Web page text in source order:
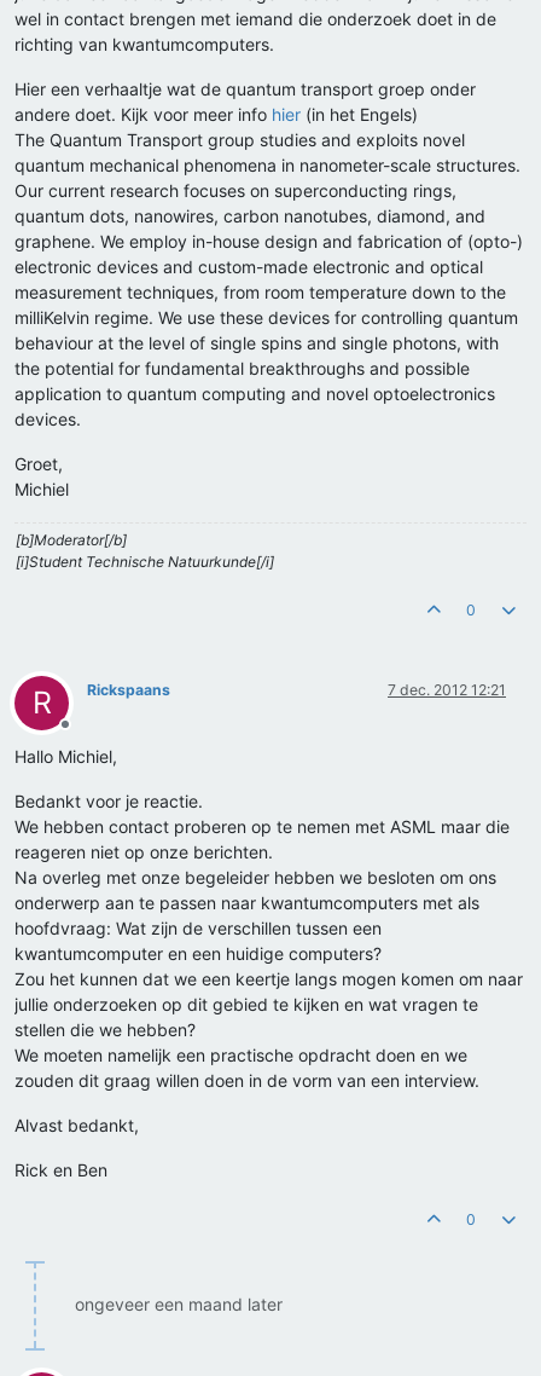
wel in contact brengen met iemand die onderzoek doet in de
richting van kwantumcomputers.
Hier een verhaaltje wat de quantum transport groep onder
andere doet. Kijk voor meer info hier (in het Engels)
The Quantum Transport group studies and exploits novel
quantum mechanical phenomena in nanometer-scale structures.
Our current research focuses on superconducting rings,
quantum dots, nanowires, carbon nanotubes, diamond, and
graphene. We employ in-house design and fabrication of (opto-)
electronic devices and custom-made electronic and optical
measurement techniques, from room temperature down to the
milliKelvin regime. We use these devices for controlling quantum
behaviour at the level of single spins and single photons, with
the potential for fundamental breakthroughs and possible
application to quantum computing and novel optoelectronics
devices.
Groet,
Michiel
[b]Moderator[/b]
[i]Student Technische Natuurkunde[/i]
0
R
Offline
Rickspaans 7 dec. 2012 12:21
Hallo Michiel,
Bedankt voor je reactie.
We hebben contact proberen op te nemen met ASML maar die
reageren niet op onze berichten.
Na overleg met onze begeleider hebben we besloten om ons
onderwerp aan te passen naar kwantumcomputers met als
hoofdvraag: Wat zijn de verschillen tussen een
kwantumcomputer en een huidige computers?
Zou het kunnen dat we een keertje langs mogen komen om naar
jullie onderzoeken op dit gebied te kijken en wat vragen te
stellen die we hebben?
We moeten namelijk een practische opdracht doen en we
zouden dit graag willen doen in de vorm van een interview.
Alvast bedankt,
Rick en Ben
0
ongeveer een maand later